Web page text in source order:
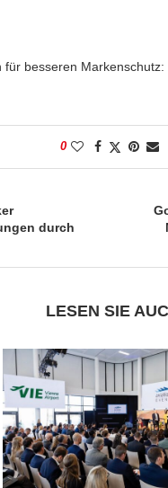
besseren
0
durch
LESEN SIE